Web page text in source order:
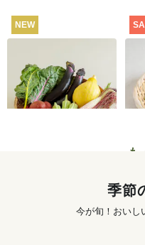
NEW
菜セット
2,980円
も
季節
今が旬！おいし